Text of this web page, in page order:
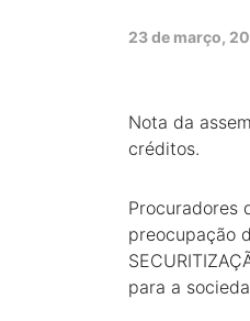
23 de março,
Nota da
créditos.
Procuradores
preocupação
para a